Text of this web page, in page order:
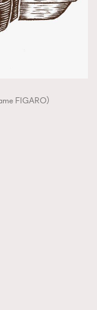
FIGARO）